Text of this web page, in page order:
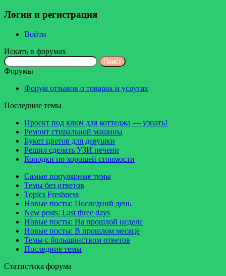
Логин и регистрация
Войти
Искать в форумах
Поиск:
Форумы
Форум отзывов о товарах и услугах
Последние темы
Проект под ключ для коттеджа — узнать!
Ремонт стиральной машины
Букет цветов для девушки
Решил сделать УЗИ печени
Колодки по хорошей стоимости
Самые популярные темы
Темы без ответов
Topics Freshness
Новые посты: Последний день
New posts: Last three days
Новые посты: На прошлой неделе
Новые посты: В прошлом месяце
Темы с большинством ответов
Последние темы
Статистика форума